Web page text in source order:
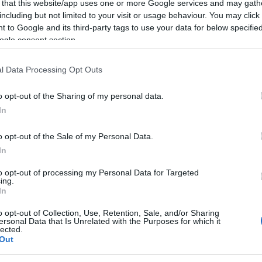
that this website/app uses one or more Google services and may
but not limited to your visit or usage behaviour. You may
to Google and its third-party tags to use your data for below
consent section.
Data Processing Opt Outs
opt-out of the Sharing of my personal data.
opt-out of the Sale of my Personal Data.
opt-out of processing my Personal Data for Targeted
opt-out of Collection, Use, Retention, Sale, and/or Sharing
Data that Is Unrelated with the Purposes for which it